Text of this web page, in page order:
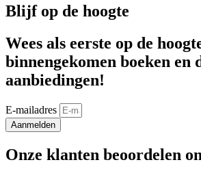
Blijf op de hoogte
Wees als eerste op de
binnengekomen boeken en
aanbiedingen!
E-mailadres
Aanmelden
Onze klanten beoordelen